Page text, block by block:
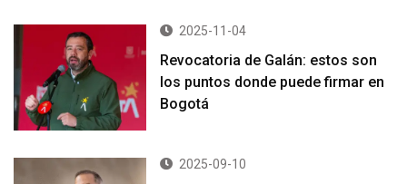
2025-11-04
Revocatoria de Galán: estos son
los puntos donde puede firmar en
Bogotá
2025-09-10